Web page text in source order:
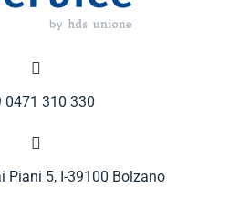

0471 310 330

Piani 5, I-39100 Bolzano